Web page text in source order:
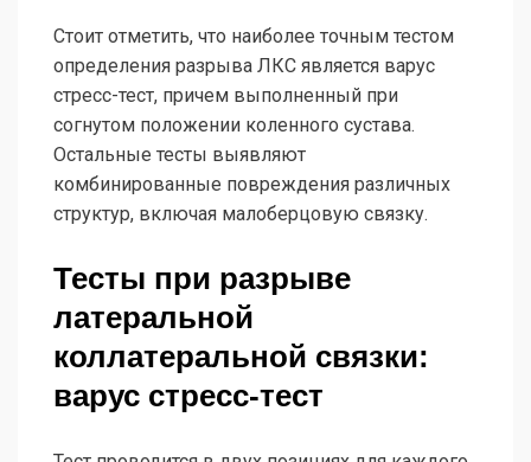
Стоит отметить, что наиболее точным тестом
определения разрыва ЛКС является варус
стресс-тест, причем выполненный при
согнутом положении коленного сустава.
Остальные тесты выявляют
комбинированные повреждения различных
структур, включая малоберцовую связку.
Тесты при разрыве
латеральной
коллатеральной связки:
варус стресс-тест